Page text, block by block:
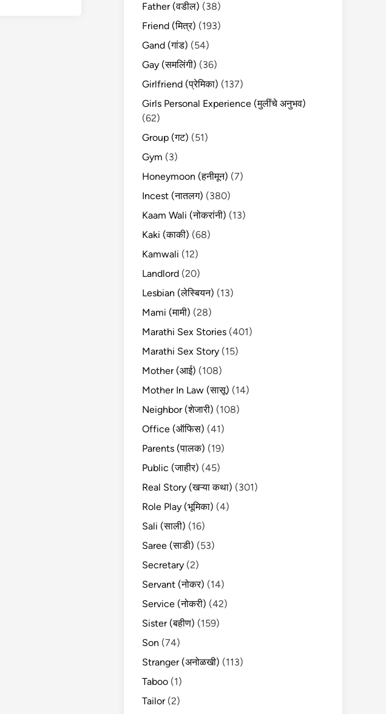
Father (वडील) (38)
Friend (मित्र) (193)
Gand (गांड) (54)
Gay (समलिंगी) (36)
Girlfriend (प्रेमिका) (137)
Girls Personal Experience (मुलींचे अनुभव)
(62)
Group (गट) (51)
Gym (3)
Honeymoon (हनीमून) (7)
Incest (नातलग) (380)
Kaam Wali (नोकरांनी) (13)
Kaki (काकी) (68)
Kamwali (12)
Landlord (20)
Lesbian (लेस्बियन) (13)
Mami (मामी) (28)
Marathi Sex Stories (401)
Marathi Sex Story (15)
Mother (आई) (108)
Mother In Law (सासू) (14)
Neighbor (शेजारी) (108)
Office (ऑफिस) (41)
Parents (पालक) (19)
Public (जाहीर) (45)
Real Story (खऱ्या कथा) (301)
Role Play (भूमिका) (4)
Sali (साली) (16)
Saree (साडी) (53)
Secretary (2)
Servant (नोकर) (14)
Service (नोकरी) (42)
Sister (बहीण) (159)
Son (74)
Stranger (अनोळखी) (113)
Taboo (1)
Tailor(2)